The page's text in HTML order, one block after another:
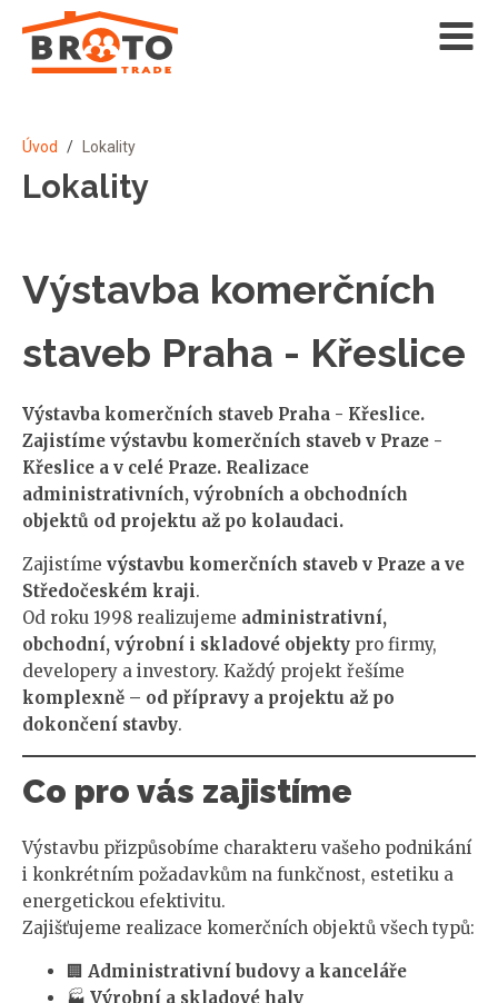
Úvod / Lokality
Lokality
Výstavba komerčních
staveb Praha - Křeslice
Výstavba komerčních staveb Praha - Křeslice.
Zajistíme výstavbu komerčních staveb v Praze -
Křeslice a v celé Praze. Realizace
administrativních, výrobních a obchodních
objektů od projektu až po kolaudaci.
Zajistíme výstavbu komerčních staveb v Praze a ve
Středočeském kraji.
Od roku 1998 realizujeme administrativní,
obchodní, výrobní i skladové objekty pro firmy,
developery a investory. Každý projekt řešíme
komplexně – od přípravy a projektu až po
dokončení stavby.
Co pro vás zajistíme
Výstavbu přizpůsobíme charakteru vašeho podnikání
i konkrétním požadavkům na funkčnost, estetiku a
energetickou efektivitu.
Zajišťujeme realizace komerčních objektů všech typů:
🏢 Administrativní budovy a kanceláře
🏭 Výrobní a skladové haly